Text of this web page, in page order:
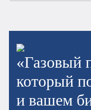
«Газовый
который
и вашем